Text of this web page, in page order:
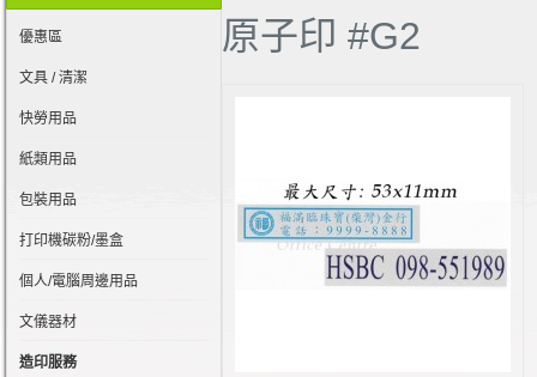
優惠區
文具 / 清潔
快勞用品
紙類用品
包裝用品
打印機碳粉/墨盒
個人/電腦周邊用品
文儀器材
造印服務
原子印 #G2